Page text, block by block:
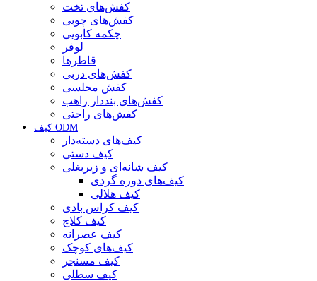
کفش‌های تخت
کفش‌های چوبی
چکمه کابویی
لوفر
قاطرها
کفش‌های دربی
کفش مجلسی
کفش‌های بنددار راهب
کفش‌های راحتی
کیف ODM
کیف‌های دسته‌دار
کیف دستی
کیف شانه‌ای و زیربغلی
کیف‌های دوره گردی
کیف هلالی
کیف کراس بادی
کیف کلاچ
کیف عصرانه
کیف‌های کوچک
کیف مسنجر
کیف سطلی